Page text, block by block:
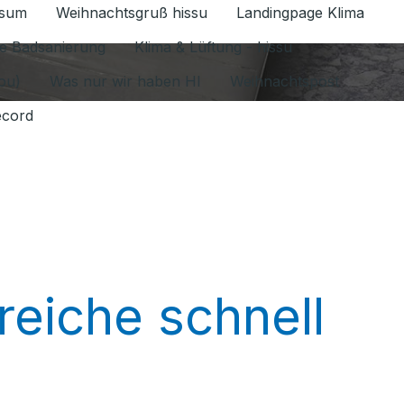
Datenschutz 1.6.2026 umschalten
Weihnachtsgruß hissu
Landingpage Klima
Badsanierung
Klima & Lüftung - hissu
Was nur wir haben HI
Weihnachtspost
schnell